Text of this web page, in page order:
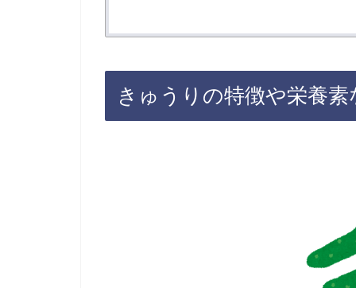
きゅうりの特徴や栄養